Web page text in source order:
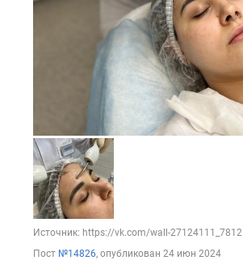
Источник: https://vk.com/wall-27124111_7812
Пост №14826, опубликован 24 июн 2024